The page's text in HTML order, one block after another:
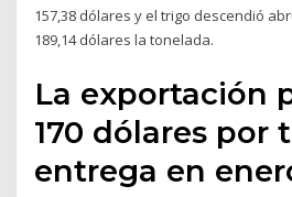
157,38 dólares y el trigo descendió
189,14 dólares la tonelada.
La exportación
170 dólares por
entrega en